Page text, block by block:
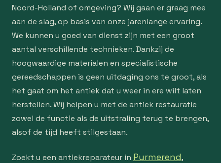
Noord-Holland of omgeving? Wij gaan er graag mee
aan de slag, op basis van onze jarenlange ervaring.
We kunnen u goed van dienst zijn met een groot
aantal verschillende technieken. Dankzij de
hoogwaardige materialen en specialistische
gereedschappen is geen uitdaging ons te groot, als
het gaat om het antiek dat u weer in ere wilt laten
herstellen. Wij helpen u met de antiek restauratie
zowel de functie als de uitstraling terug te brengen,
alsof de tijd heeft stilgestaan.
Zoekt u een antiekreparateur in Purmerend,